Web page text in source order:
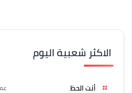
الاكثر شعبية اليوم
أنت الحظ